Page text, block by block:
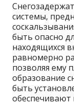
системы,
быть опасно
находящихся
равномерно
позволяя ему
образование
быть
обеспечивают